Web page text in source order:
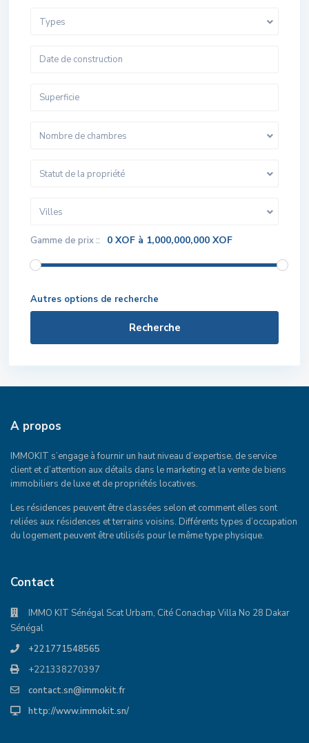
Types
Nombre de chambres
Statut de la propriété
Villes
Gamme de prix :: 0 XOF à 1,000,000,000 XOF
Autres options de recherche
Recherche
A propos
IMMOKIT s’engage à fournir un haut niveau d’expertise, de service
client et d’attention aux détails dans le marketing et la vente de biens
immobiliers de luxe et de propriétés locatives.
Les résidences peuvent être classées selon et comment elles sont
reliées aux résidences et terrains voisins. Différents types d’occupation
du logement peuvent être utilisés pour le même type physique.
Contact
IMMO KIT Sénégal Scat Urbam, Cité Conachap Villa No 28 Dakar
Sénégal
+221771548565
+221338270397
contact.sn@immokit.fr
http://www.immokit.sn/